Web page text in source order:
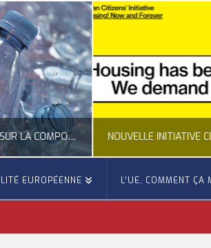
CLARIFICATION DES RÈGLES SUR LA COMPOSITION DES BOUTEILLES PLASTIQUES
ÉNERGIE - ENVIRONNEMENT - CLIMAT ACTUALITÉ DE L'UNION EUROPÉENNE, ACTUALITÉ DE LA
EUROPÉENNE L’UE, COMMENT ÇA